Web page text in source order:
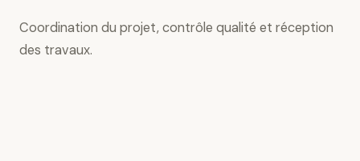
Coordination du projet, contrôle qualité et réception
des travaux.